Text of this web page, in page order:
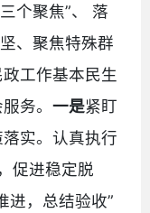
个聚焦”、 落
、聚焦特殊群
工作基本民生
务。 一是紧盯
实。认真执行
促进稳定脱
进，总结验收”